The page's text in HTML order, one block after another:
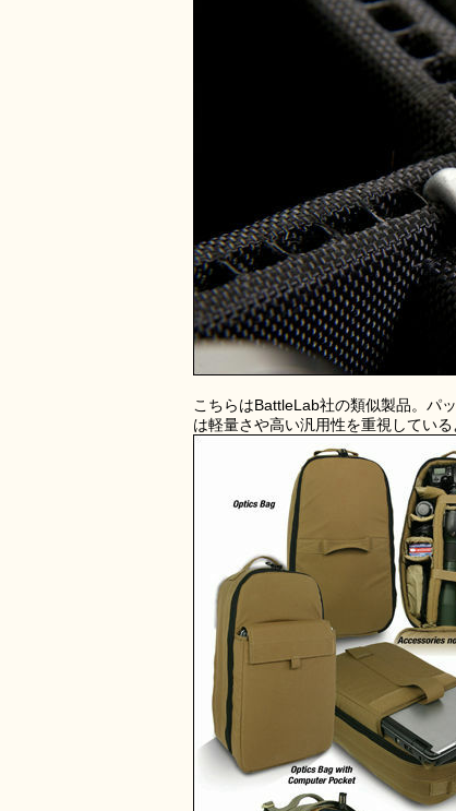
こちらはBattleLab社の類似製品。パ
は軽量さや高い汎用性を重視している